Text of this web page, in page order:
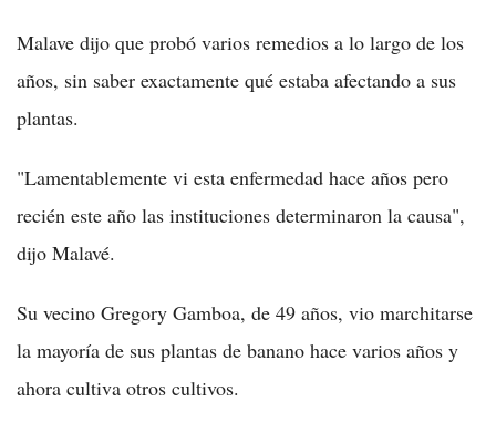
Malave dijo que probó varios remedios a lo largo de los
años, sin saber exactamente qué estaba afectando a sus
plantas.
"Lamentablemente vi esta enfermedad hace años pero
recién este año las instituciones determinaron la causa",
dijo Malavé.
Su vecino Gregory Gamboa, de 49 años, vio marchitarse
la mayoría de sus plantas de banano hace varios años y
ahora cultiva otros cultivos.